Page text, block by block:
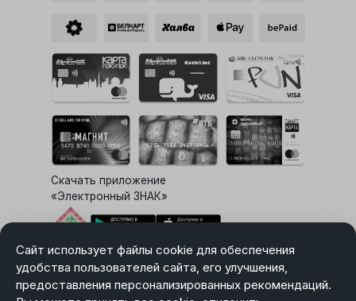
Сайт использует файлы cookie для обеспечения
удобства пользователей сайта, его улучшения,
предоставления персонализированных рекомендаций.
Скачать приложение
«Электронный ЗНАК»
Выбор настроек Cookie